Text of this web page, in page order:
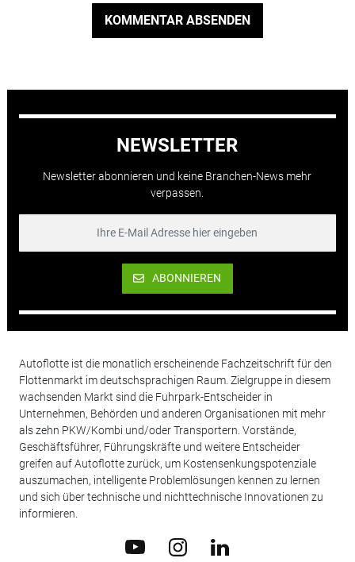
KOMMENTAR ABSENDEN
NEWSLETTER
Newsletter abonnieren und keine Branchen-News mehr
verpassen.
ABONNIEREN
Autoflotte ist die monatlich erscheinende Fachzeitschrift für den
Flottenmarkt im deutschsprachigen Raum. Zielgruppe in diesem
wachsenden Markt sind die Fuhrpark-Entscheider in
Unternehmen, Behörden und anderen Organisationen mit mehr
als zehn PKW/Kombi und/oder Transportern. Vorstände,
Geschäftsführer, Führungskräfte und weitere Entscheider
greifen auf Autoflotte zurück, um Kostensenkungspotenziale
auszumachen, intelligente Problemlösungen kennen zu lernen
und sich über technische und nichttechnische Innovationen zu
informieren.